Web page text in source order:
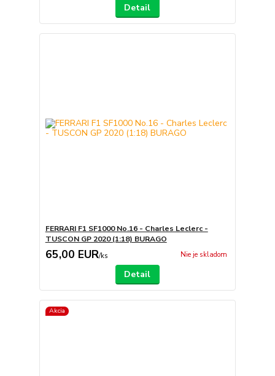
Detail
FERRARI F1 SF1000 No.16 - Charles Leclerc -
TUSCON GP 2020 (1:18) BURAGO
65,00 EUR/ks Nie je skladom
Detail
Akcia